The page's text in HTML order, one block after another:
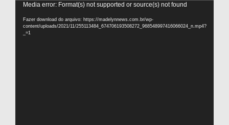
Tocador
de
vídeo
Media error: Format(s) not supported or source(s) not found
Fazer download do arquivo: https://madelynnews.com.br/wp-
content/uploads/2021/11/255113484_674706193508272_968548997416066024_n.mp4?
_=1